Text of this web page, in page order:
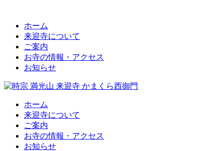
ホーム
来迎寺について
ご案内
お寺の情報・アクセス
お知らせ
ホーム
来迎寺について
ご案内
お寺の情報・アクセス
お知らせ